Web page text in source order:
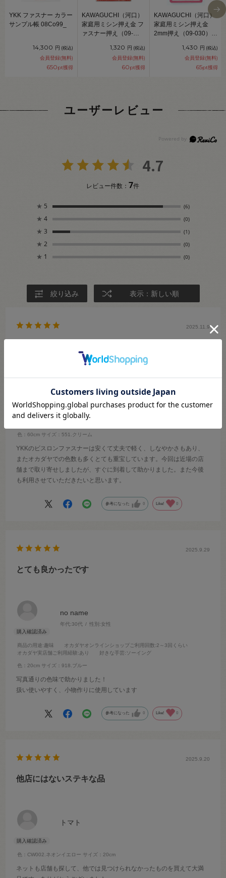
YKK ファスナー カラー
サンプル帳 08Co99_
14,300 円 (税込)
会員登録(無料)
650pt獲得
KAWAGUCHI（河口）
家庭用ミシン押え金 フ
ァスナー押え（09-
1,320 円 (税込)
会員登録(無料)
60pt獲得
KAWAGUCHI（河口）
家庭用ミシン押え金
2mm押え（09-030）
1,430 円 (税込)
会員登録(無料)
65pt獲得
ユーザーレビュー
4.7
レビュー件数：7件
★ 5 (6)
★ 4 (0)
★ 3 (1)
★ 2 (0)
★ 1 (0)
絞り込み 表示：新しい順
響音カゲ
色：60cm サイズ：551.クリーム
2025.11.9
YKKのビスロンファスナーは安くて丈夫で軽く、しなやかさもあり、
またオカダヤでの色数も多くとても重宝しています。今回は近場の店
舗まで取り寄せしましたが、すぐに到着して助かりました。また今後
も利用させていただきたいと思います。
参考になった 0 Like! 0
no name
年代:30代 性別:女性
商品の用途:趣味 オカダヤオンラインショップご利用回数:2～3回くらい
オカダヤ実店舗ご利用経験:あり 好きな手芸:ソーイング
色：20cm サイズ：918.ブルー
2025.9.29
とても良かったです
写真通りの色味で助かりました！
扱い使いやすく、小物作りに使用しています
参考になった 0 Like! 0
トマト
色：CW002.ネオンイエロー サイズ：20cm
2025.9.20
他店にはないステキな品
ネットも店舗も探して、他では見つけられなかったものを買えて大満